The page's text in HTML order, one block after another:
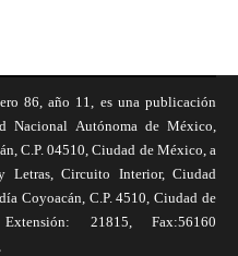
86, año 11, es una publicación
Nacional Autónoma de México,
C.P. 04510, Ciudad de México, a
Letras, Circuito Interior, Ciudad
Coyoacán, C.P. 4510, Ciudad de
21815, Fax:56160